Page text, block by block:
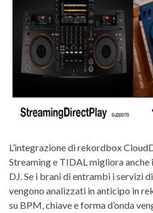
L’integrazione di rekordbox
Streaming e TIDAL migliora
DJ. Se i brani di entrambi i servizi
vengono analizzati in anticipo in
su BPM, chiave e forma d’onda